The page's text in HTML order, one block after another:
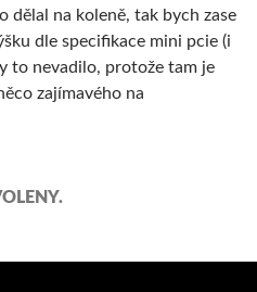
dělal na koleně, tak bych zase
dle specifikace mini pcie (i
to nevadilo, protože tam je
zajímavého na